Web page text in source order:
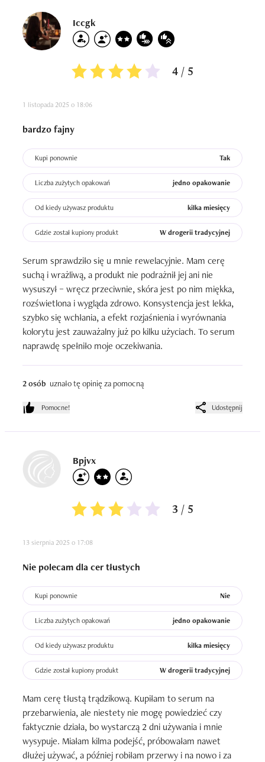
nie.
Iccgk
4 / 5
1 listopada 2025 o 18:06
bardzo fajny
Kupi ponownie Tak
Liczba zużytych opakowań jedno opakowanie
Od kiedy używasz produktu kilka miesięcy
Gdzie został kupiony produkt W drogerii tradycyjnej
Serum sprawdziło się u mnie rewelacyjnie. Mam cerę
suchą i wrażliwą, a produkt nie podrażnił jej ani nie
wysuszył – wręcz przeciwnie, skóra jest po nim miękka,
rozświetlona i wygląda zdrowo. Konsystencja jest lekka,
szybko się wchłania, a efekt rozjaśnienia i wyrównania
kolorytu jest zauważalny już po kilku użyciach. To serum
naprawdę spełniło moje oczekiwania.
2 osób uznało tę opinię za pomocną
Pomocne! Udostępnij
Bpjvx
3 / 5
13 sierpnia 2025 o 17:08
Nie polecam dla cer tłustych
Kupi ponownie Nie
Liczba zużytych opakowań jedno opakowanie
Od kiedy używasz produktu kilka miesięcy
Gdzie został kupiony produkt W drogerii tradycyjnej
Mam cerę tłustą trądzikową. Kupiłam to serum na
przebarwienia, ale niestety nie mogę powiedzieć czy
faktycznie działa, bo wystarczą 2 dni używania i mnie
wysypuje. Miałam kilma podejść, próbowałam nawet
dłużej używać, a później robiłam przerwy i na nowo i za